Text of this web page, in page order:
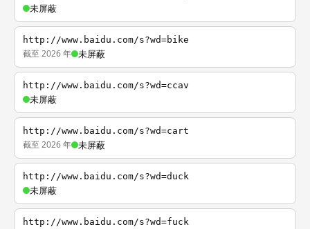
未屏蔽
http://www.baidu.com/s?wd=bike
截至 2026 年 未屏蔽
http://www.baidu.com/s?wd=ccav
未屏蔽
http://www.baidu.com/s?wd=cart
截至 2026 年 未屏蔽
http://www.baidu.com/s?wd=duck
未屏蔽
http://www.baidu.com/s?wd=fuck